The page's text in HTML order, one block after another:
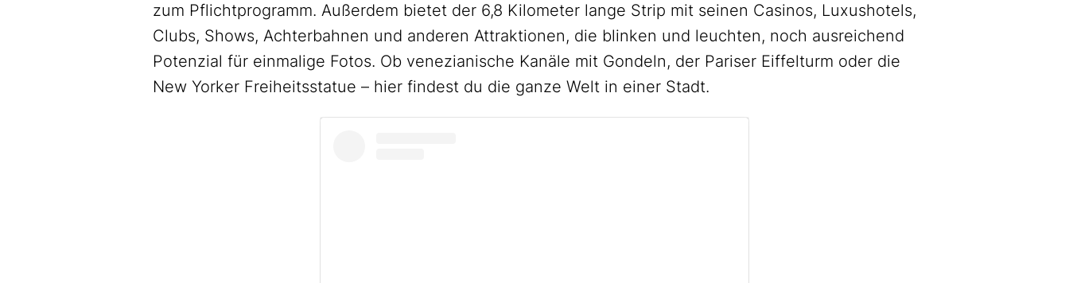
zum Pflichtprogramm. Außerdem bietet der 6,8 Kilometer lange Strip mit seinen Casinos, Luxushotels,
Clubs, Shows, Achterbahnen und anderen Attraktionen, die blinken und leuchten, noch ausreichend
Potenzial für einmalige Fotos. Ob venezianische Kanäle mit Gondeln, der Pariser Eiffelturm oder die
New Yorker Freiheitsstatue – hier findest du die ganze Welt in einer Stadt.